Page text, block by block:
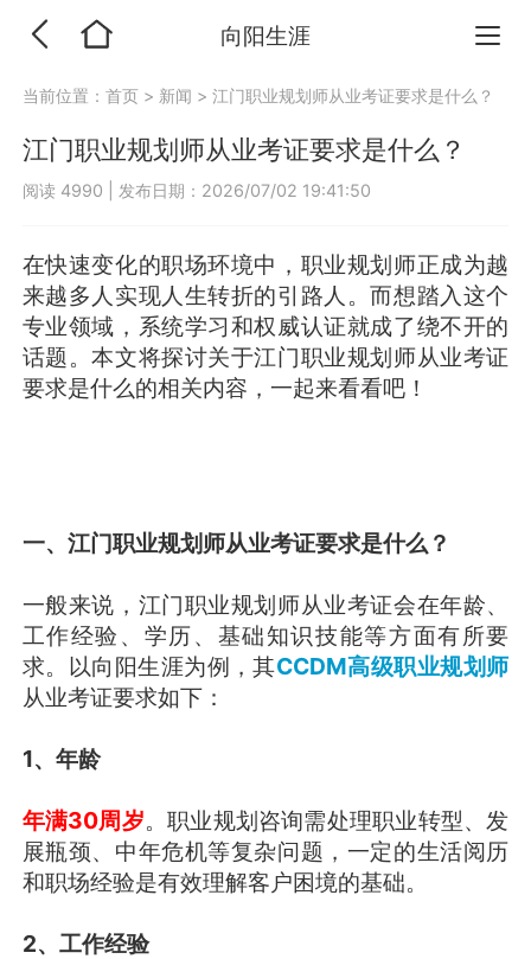
向阳生涯
当前位置：首页 > 新闻 >江门职业规划师从业考证要求是什么？
江门职业规划师从业考证要求是什么？
阅读 4990 发布日期：2026/07/02 19:41:50
在快速变化的职场环境中，职业规划师正成为越
来越多人实现人生转折的引路人。而想踏入这个
专业领域，系统学习和权威认证就成了绕不开的
话题。本文将探讨关于江门职业规划师从业考证
要求是什么的相关内容，一起来看看吧！
一、江门职业规划师从业考证要求是什么？
一般来说，江门职业规划师从业考证会在年龄、
工作经验、学历、基础知识技能等方面有所要
求。以向阳生涯为例，其CCDM高级职业规划师
从业考证要求如下：
1、年龄
年满30周岁。职业规划咨询需处理职业转型、发
展瓶颈、中年危机等复杂问题，一定的生活阅历
和职场经验是有效理解客户困境的基础。
2、工作经验